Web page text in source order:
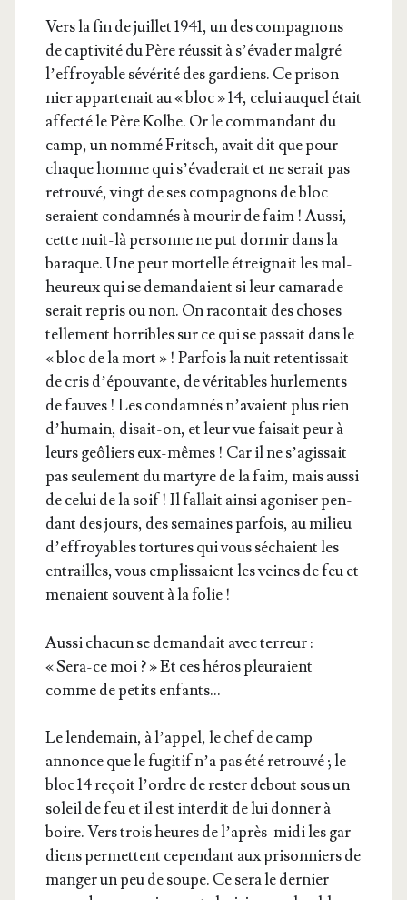
Vers la fin de juillet 1941, un des com­pa­gnons
de cap­ti­vi­té du Père réus­sit à s’é­va­der mal­gré
l’ef­froyable sévé­ri­té des gar­diens. Ce pri­son­
nier appar­te­nait au « bloc » 14, celui auquel était
affec­té le Père Kolbe. Or le com­man­dant du
camp, un nom­mé Fritsch, avait dit que pour
chaque homme qui s’é­va­de­rait et ne serait pas
retrou­vé, vingt de ses com­pa­gnons de bloc
seraient condam­nés à mou­rir de faim ! Aus­si,
cette nuit-là per­sonne ne put dor­mir dans la
baraque. Une peur mor­telle étrei­gnait les mal­
heu­reux qui se deman­daient si leur cama­rade
serait repris ou non. On racon­tait des choses
tel­le­ment hor­ribles sur ce qui se pas­sait dans le
« bloc de la mort » ! Par­fois la nuit reten­tis­sait
de cris d’é­pou­vante, de véri­tables hur­le­ments
de fauves ! Les condam­nés n’a­vaient plus rien
d’hu­main, disait-on, et leur vue fai­sait peur à
leurs geô­liers eux-mêmes ! Car il ne s’a­gis­sait
pas seule­ment du mar­tyre de la faim, mais aus­si
de celui de la soif ! Il fal­lait ain­si ago­ni­ser pen­
dant des jours, des semaines par­fois, au milieu
d’ef­froyables tor­tures qui vous séchaient les
entrailles, vous emplis­saient les veines de feu et
menaient sou­vent à la folie !
Aus­si cha­cun se deman­dait avec ter­reur :
« Sera-ce moi ? » Et ces héros pleu­raient
comme de petits enfants…
Le len­de­main, à l’ap­pel, le chef de camp
annonce que le fugi­tif n’a pas été retrou­vé ; le
bloc 14 reçoit l’ordre de res­ter debout sous un
soleil de feu et il est inter­dit de lui don­ner à
boire. Vers trois heures de l’a­près-midi les gar­
diens per­mettent cepen­dant aux pri­son­niers de
man­ger un peu de soupe. Ce sera le der­nier